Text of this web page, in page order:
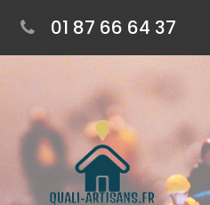
01 87 66 64 37